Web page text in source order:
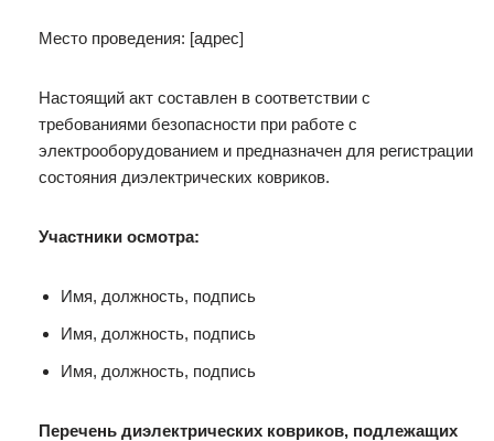
Место проведения: [адрес]
Настоящий акт составлен в соответствии с
требованиями безопасности при работе с
электрооборудованием и предназначен для регистрации
состояния диэлектрических ковриков.
Участники осмотра:
Имя, должность, подпись
Имя, должность, подпись
Имя, должность, подпись
Перечень диэлектрических ковриков, подлежащих